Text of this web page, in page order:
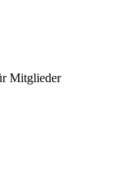
Mitglieder